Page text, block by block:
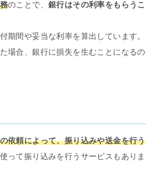
のことで、銀行はその利率をもらうこ
期間や妥当な利率を算出しています。
場合、銀行に損失を生むことになるの
依頼によって、振り込みや送金を行う
って振り込みを行うサービスもありま